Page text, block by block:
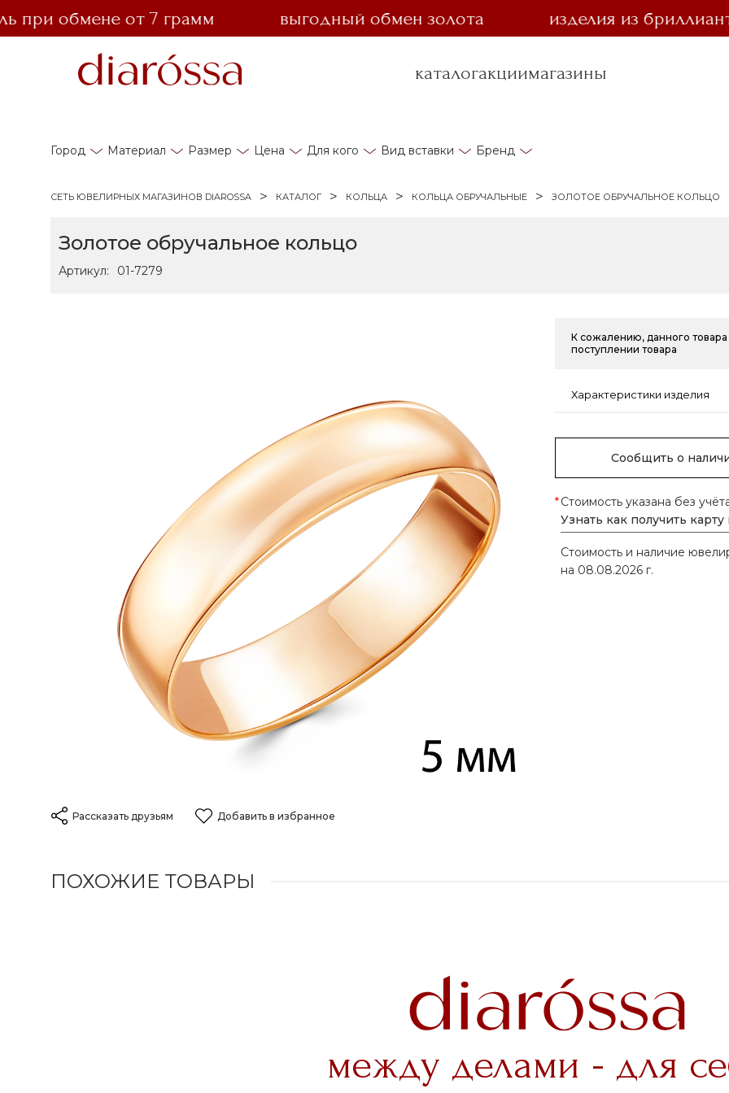
обмене от 7 грамм выгодный обмен золота изделия из бриллианта
каталогакциимагазины
Город Материал Размер Цена Для кого Вид вставки Бренд
СЕТЬ ЮВЕЛИРНЫХ МАГАЗИНОВ DIAROSSA КАТАЛОГ КОЛЬЦА КОЛЬЦА ОБРУЧАЛЬНЫЕ ЗОЛОТОЕ ОБРУЧАЛЬНОЕ КОЛЬЦО
Золотое обручальное кольцо
Артикул: 01-7279
Рассказать друзьям Добавить в избранное
К сожалению, данного
поступлении товара
Характеристики изделия
Сообщить о
*Стоимость указана без
Узнать как получить
Стоимость и наличие
на 08.08.2026 г.
ПОХОЖИЕ ТОВАРЫ
между делами - для